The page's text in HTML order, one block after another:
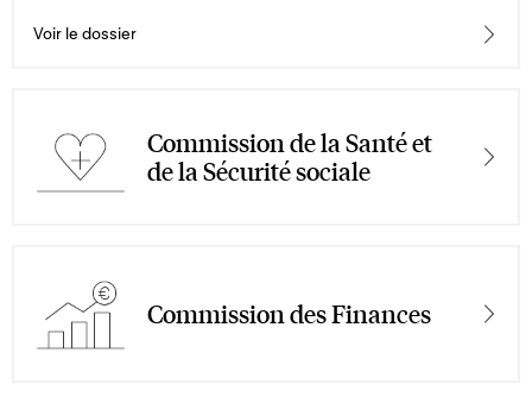
certaines professions libérales, en vue de la
abrogeant la directive 2008/48/CE
Voir le dossier
Commission de la Santé et
de la Sécurité sociale
Commission des Finances